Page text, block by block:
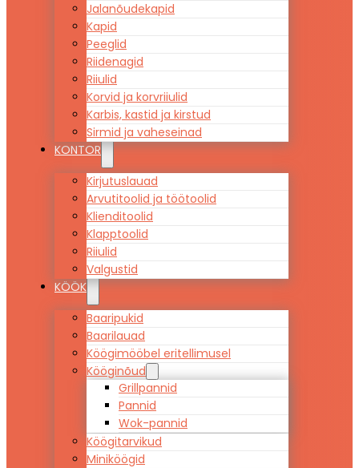
Jalanõudekapid
Kapid
Peeglid
Riidenagid
Riiulid
Korvid ja korvriiulid
Karbis, kastid ja kirstud
Sirmid ja vaheseinad
KONTOR
Kirjutuslauad
Arvutitoolid ja töötoolid
Klienditoolid
Klapptoolid
Riiulid
Valgustid
KÖÖK
Baaripukid
Baarilauad
Köögimööbel eritellimusel
Kööginõud
Grillpannid
Pannid
Wok-pannid
Köögitarvikud
Miniköögid